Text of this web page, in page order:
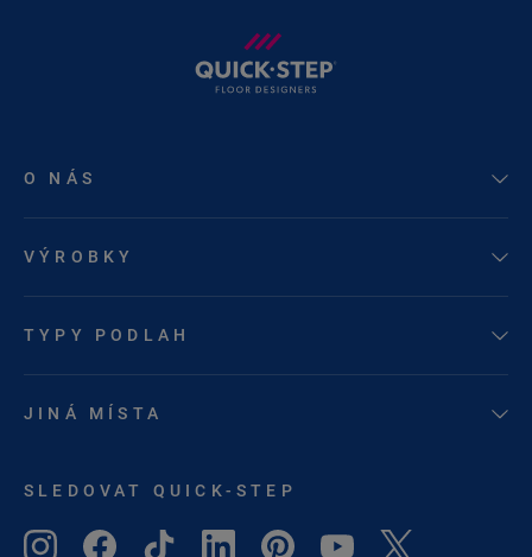
O NÁS
VÝROBKY
TYPY PODLAH
JINÁ MÍSTA
SLEDOVAT QUICK-STEP